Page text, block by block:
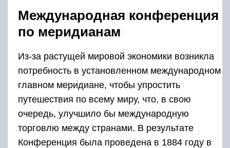
Международная конференция
по меридианам
Из-за растущей мировой экономики возникла
потребность в установленном международном
главном меридиане, чтобы упростить
путешествия по всему миру, что, в свою
очередь, улучшило бы международную
торговлю между странами. В результате
Конференция была проведена в 1884 году в